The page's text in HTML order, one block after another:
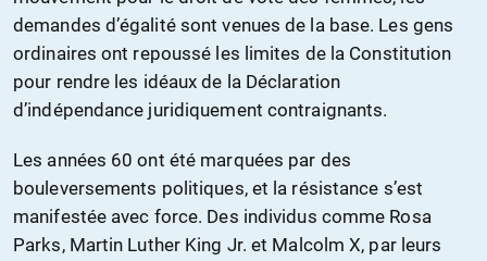
demandes d’égalité sont venues de la base. Les gens
ordinaires ont repoussé les limites de la Constitution
pour rendre les idéaux de la Déclaration
d’indépendance juridiquement contraignants.
Les années 60 ont été marquées par des
bouleversements politiques, et la résistance s’est
manifestée avec force. Des individus comme Rosa
Parks, Martin Luther King Jr. et Malcolm X, par leurs